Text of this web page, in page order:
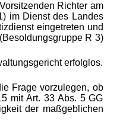
Richter am
im Dienst des Landes
eingetreten und
R 3)
erfolglos.
Frage vorzulegen, ob
mit Art. 33 Abs. 5 GG
der maßgeblichen